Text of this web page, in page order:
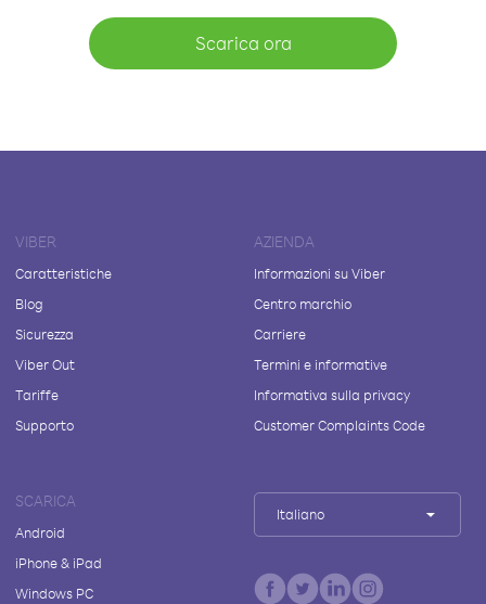
Scarica ora
VIBER
Caratteristiche
Blog
Sicurezza
Viber Out
Tariffe
Supporto
AZIENDA
Informazioni su Viber
Centro marchio
Carriere
Termini e informative
Informativa sulla privacy
Customer Complaints Code
SCARICA
Android
iPhone & iPad
Windows PC
Italiano